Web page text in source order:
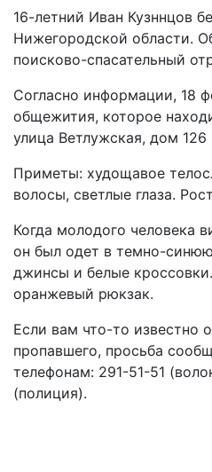
16-летний Иван Кузннцов
Нижегородской области.
поисково-спасательный
Согласно информации, 18
общежития, которое
улица Ветлужская, дом 126
Приметы: худощавое
волосы, светлые глаза.
Когда молодого человека
он был одет в темно-
джинсы и белые
оранжевый рюкзак.
Если вам что-то известно
пропавшего, просьба
телефонам: 291-51-51
(полиция).